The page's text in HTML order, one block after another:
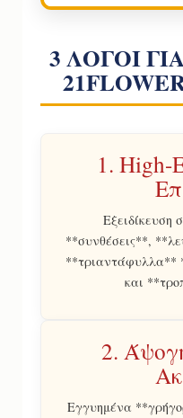
3 ΛΟΓΟΙ
1. High-
Εξειδίκευση
**συνθέσεις**,
**τριαντάφυλλα**
και
2.
Εγγυημένα